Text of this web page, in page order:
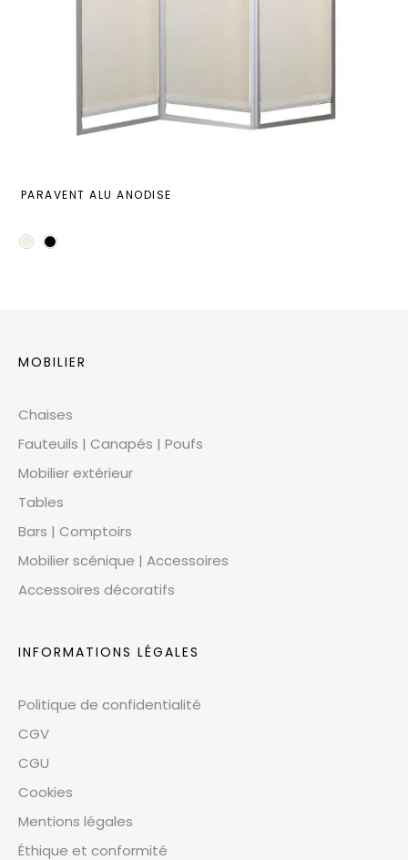
PARAVENT ALU ANODISE
MOBILIER
Chaises
Fauteuils | Canapés | Poufs
Mobilier extérieur
Tables
Bars | Comptoirs
Mobilier scénique | Accessoires
Accessoires décoratifs
INFORMATIONS LÉGALES
Politique de confidentialité
CGV
CGU
Cookies
Mentions légales
Éthique et conformité